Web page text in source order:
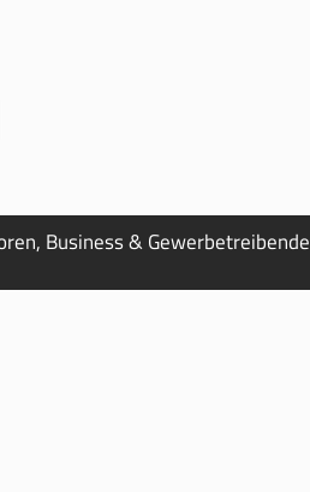
Business & Gewerbetreibende